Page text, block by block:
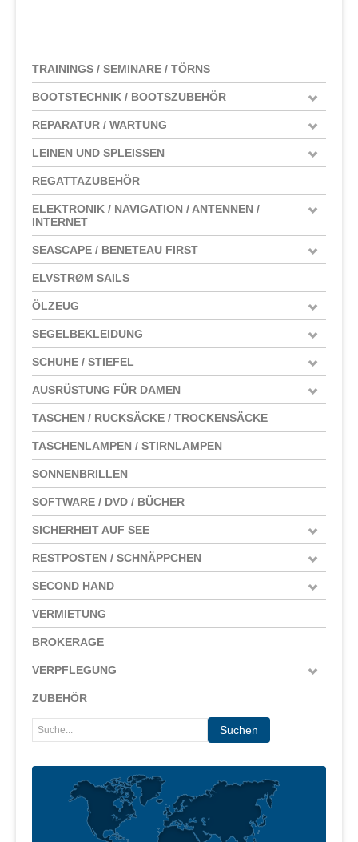
TRAININGS / SEMINARE / TÖRNS
BOOTSTECHNIK / BOOTSZUBEHÖR
REPARATUR / WARTUNG
LEINEN UND SPLEISSEN
REGATTAZUBEHÖR
ELEKTRONIK / NAVIGATION / ANTENNEN /
INTERNET
SEASCAPE / BENETEAU FIRST
ELVSTRØM SAILS
ÖLZEUG
SEGELBEKLEIDUNG
SCHUHE / STIEFEL
AUSRÜSTUNG FÜR DAMEN
TASCHEN / RUCKSÄCKE / TROCKENSÄCKE
TASCHENLAMPEN / STIRNLAMPEN
SONNENBRILLEN
SOFTWARE / DVD / BÜCHER
SICHERHEIT AUF SEE
RESTPOSTEN / SCHNÄPPCHEN
SECOND HAND
VERMIETUNG
BROKERAGE
VERPFLEGUNG
ZUBEHÖR